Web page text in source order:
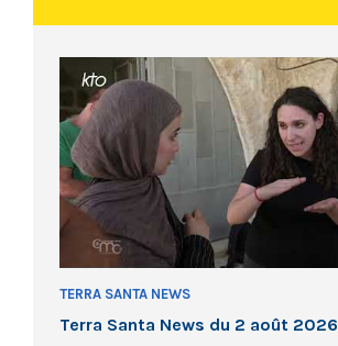
TERRA SANTA NEWS
Terra Santa News du 2 août 2026